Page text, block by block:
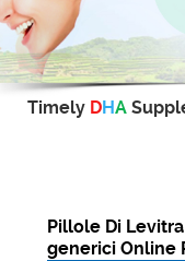
Timely DHA
Pillole Di
generici Online